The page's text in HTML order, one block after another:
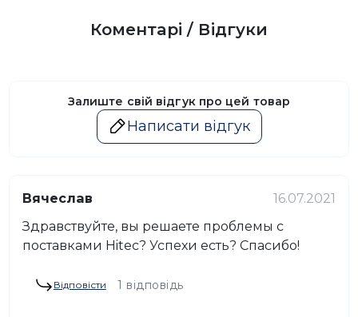
Коментарі / Відгуки
Залиште свій відгук про цей товар
Написати відгук
Вячеслав
16.07.2021
Здравствуйте, вы решаете проблемы с
поставками Hitec? Успехи есть? Спасибо!
Відповісти 1 відповідь